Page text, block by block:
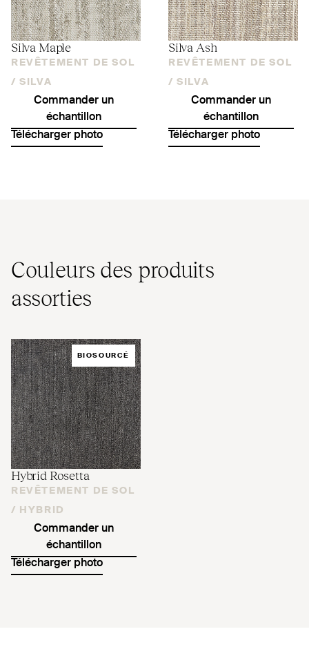
Silva Maple
REVÊTEMENT DE SOL
/ SILVA
Commander un
échantillon
Télécharger photo
Silva Ash
REVÊTEMENT DE SOL
/ SILVA
Commander un
échantillon
Télécharger photo
Couleurs des produits
assorties
BIOSOURCÉ
Hybrid Rosetta
REVÊTEMENT DE SOL
/
HYBRID
Commander un
échantillon
Télécharger photo